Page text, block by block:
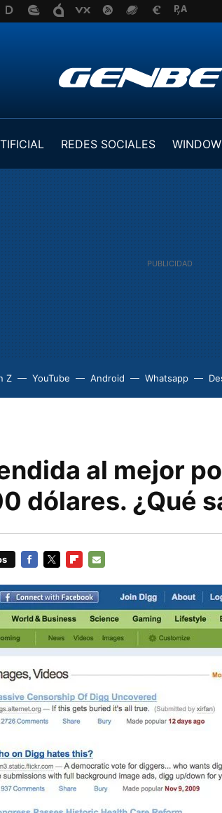
REDES SOCIALES
Z YouTube Android Whatsapp
al mejor
dólares. ¿Qué
MAIL